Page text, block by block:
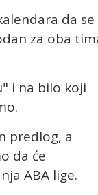
da se
za oba
i na bilo koji
predlog, a
da će
ABA lige.